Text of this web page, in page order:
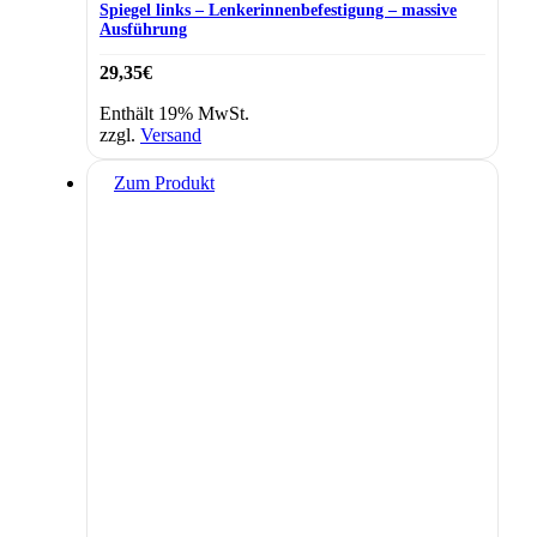
Spiegel links – Lenkerinnenbefestigung – massive
Ausführung
29,35€
Enthält 19% MwSt.
zzgl. Versand
Zum Produkt